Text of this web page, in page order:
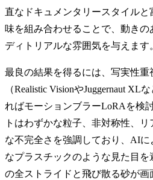
直なドキュメンタリースタイル
味を組み合わせることで、動き
ディトリアルな雰囲気を与えます
最良の結果を得るには、写実性重
（Realistic VisionやJuggernaut XL
ればモーションブラーLoRAを検
トはわずかな粒子、非対称性、
な不完全さを強調しており、AI
なプラスチックのような見た目
の全ストライドと飛び散る砂が